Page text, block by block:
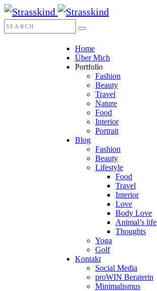
Home
Über Mich
Portfolio
Fashion
Beauty
Travel
Nature
Food
Interior
Portrait
Blog
Fashion
Beauty
Lifestyle
Food
Travel
Interior
Love
Body Love
Animal’s life
Thoughts
Yoga
Golf
Kontakt
Social Media
proWIN Beraterin
Minimalismus